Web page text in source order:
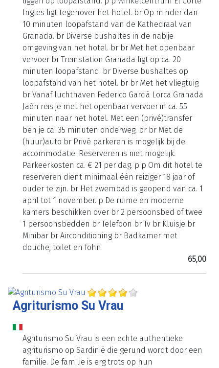
Ingles ligt tegenover het hotel. br Op minder dan
10 minuten loopafstand van de Kathedraal van
Granada. br Diverse bushaltes in de nabije
omgeving van het hotel. br br Met het openbaar
vervoer br Treinstation Granada ligt op ca. 20
minuten loopafstand. br Diverse bushaltes op
loopafstand van het hotel. br br Met het vliegtuig
br Vanaf luchthaven Federico Garciá Lorca Granada
Jaén reis je met het openbaar vervoer in ca. 55
minuten naar het hotel. Met een (privé)transfer
ben je ca. 35 minuten onderweg. br br Met de
(huur)auto br Privé parkeren is mogelijk bij de
accommodatie. Reserveren is niet mogelijk.
Parkeerkosten ca. € 21 per dag. p p Om dit hotel te
reserveren dient minimaal één reiziger 18 jaar of
ouder te zijn. br Het zwembad is geopend van ca. 1
april tot 1 november. p De ruime en moderne
kamers beschikken over br 2 persoonsbed of twee
1 persoonsbedden br Telefoon br Tv br Kluisje br
Minibar br Airconditioning br Badkamer met
douche, toilet en föhn
65,00
Agriturismo Su Vrau
Agriturismo Su Vrau is een echte authentieke
agriturismo op Sardinië die gerund wordt door een
familie. De familie is erg trots op hun